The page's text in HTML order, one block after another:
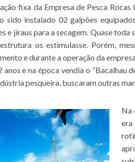
fixa da Empresa de Pesca
sido instalado 02 galpões
e jiraus para a secagem. Quase
os estimulasse. Porém,
e durante a operação da
anos e na época vendia o “Bacalhau
pesqueira, buscaram outras
Na